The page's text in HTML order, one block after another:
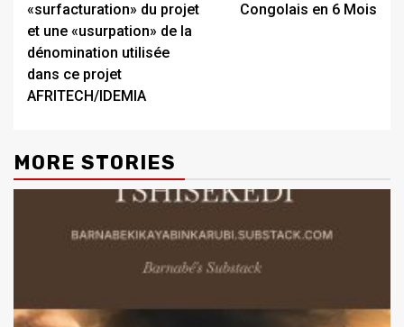
«surfacturation» du projet
et une «usurpation» de la
dénomination utilisée
dans ce projet
AFRITECH/IDEMIA
Congolais en 6 Mois
MORE STORIES